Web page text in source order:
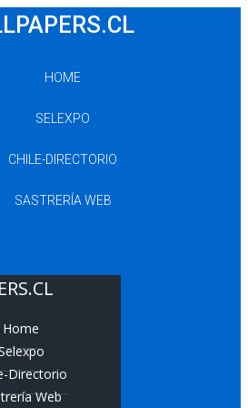
HOME
SELEXPO
CHILE-DIRECTORIO
SASTRERÍA WEB
Home
Directorio
Web